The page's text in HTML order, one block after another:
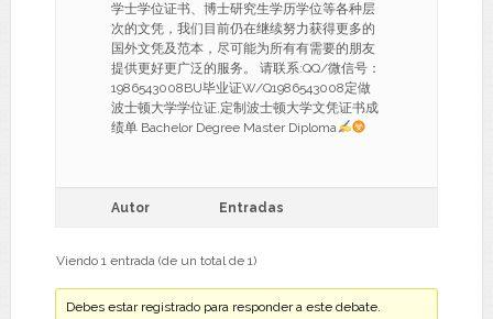
学士学位证书、博士研究生学历学位等各种层
次的文凭，我们目前仍在继续努力获得更多的
国外文凭及范本，尽可能为所有有需要的朋友
提供更好更广泛的服务。 请联系:QQ/微信号：
1986543008BU毕业证W/Q1986543008定做
波士顿大学学位证,定制波士顿大学文凭证书成
绩单 Bachelor Degree Master Diploma
Autor Entradas
Viendo 1 entrada (de un total de 1)
Debes estar registrado para responder a este debate.